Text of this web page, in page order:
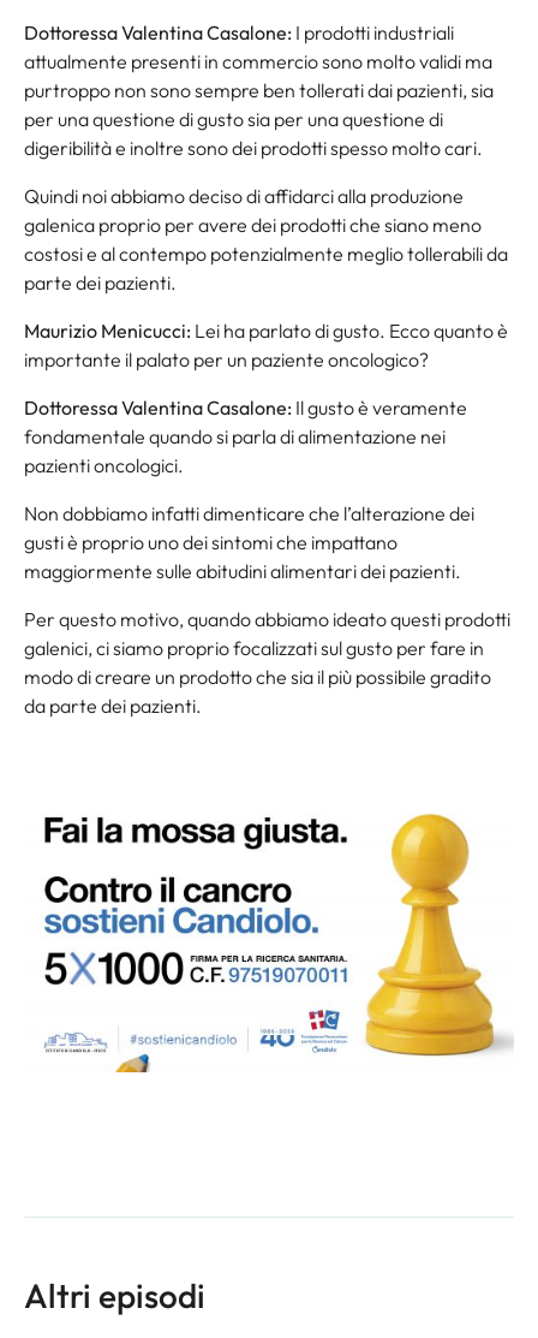
Dottoressa Valentina Casalone: I prodotti industriali
attualmente presenti in commercio sono molto validi ma
purtroppo non sono sempre ben tollerati dai pazienti, sia
per una questione di gusto sia per una questione di
digeribilità e inoltre sono dei prodotti spesso molto cari.
Quindi noi abbiamo deciso di affidarci alla produzione
galenica proprio per avere dei prodotti che siano meno
costosi e al contempo potenzialmente meglio tollerabili da
parte dei pazienti.
Maurizio Menicucci: Lei ha parlato di gusto. Ecco quanto è
importante il palato per un paziente oncologico?
Dottoressa Valentina Casalone: Il gusto è veramente
fondamentale quando si parla di alimentazione nei
pazienti oncologici.
Non dobbiamo infatti dimenticare che l’alterazione dei
gusti è proprio uno dei sintomi che impattano
maggiormente sulle abitudini alimentari dei pazienti.
Per questo motivo, quando abbiamo ideato questi prodotti
galenici, ci siamo proprio focalizzati sul gusto per fare in
modo di creare un prodotto che sia il più possibile gradito
da parte dei pazienti.
Altri episodi